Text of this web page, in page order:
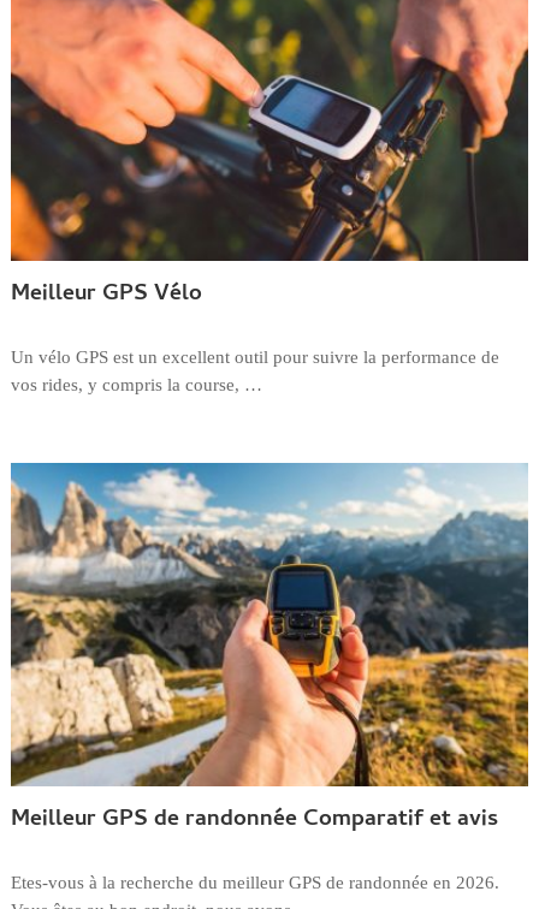
Meilleur GPS Vélo
Un vélo GPS est un excellent outil pour suivre la performance de
vos rides, y compris la course, …
Meilleur GPS de randonnée Comparatif et avis
Etes-vous à la recherche du meilleur GPS de randonnée en 2026.